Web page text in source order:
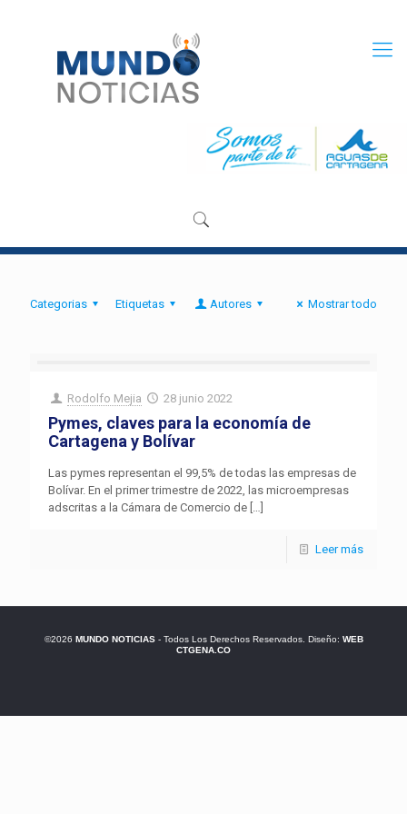
Categorias Etiquetas Autores Mostrar todo
Rodolfo Mejia 28 junio 2022
Pymes, claves para la economía de
Cartagena y Bolívar
Las pymes representan el 99,5% de todas las empresas de
Bolívar. En el primer trimestre de 2022, las microempresas
adscritas a la Cámara de Comercio de […]
Leer más
©2026 MUNDO NOTICIAS- Todos Los Derechos Reservados. Diseño: WEB
CTGENA.CO